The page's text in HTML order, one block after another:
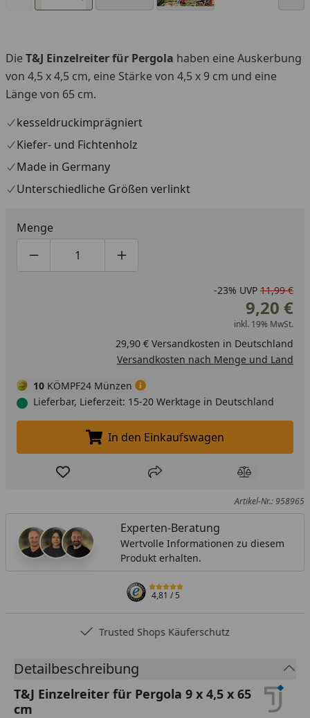
Die T&J Einzelreiter für Pergola haben eine Auskerbung
von 4,5 x 4,5 cm, eine Stärke von 4,5 x 9 cm und eine
Länge von 65 cm.
kesseldruckimprägniert
Kiefer- und Fichtenholz
Made in Germany
Unterschiedliche Größen verlinkt
Menge
Produktmenge um eins verringern
Produktmenge manuell eingeben
Produktmenge um eins erhöhen
-23% UVP 11,99 €
9,20 €
inkl. 19% MwSt.
29,90 € Versandkosten in Deutschland
Versandkosten nach Menge und Land
10 KÖMPF24 Münzen
Lieferbar, Lieferzeit: 15-20 Werktage in Deutschland
In den Einkaufswagen legen
In den Einkaufswagen
Produkt zur Wunschliste hinzufügen
Teilen Produkt
Artikel-Nr.: 958965
Experten-Beratung
Wertvolle Informationen zu diesem
Produkt erhalten.
4,81/ 5
Trusted Shops Käuferschutz
Detailbeschreibung
T&J Einzelreiter für Pergola 9 x 4,5 x 65
cm